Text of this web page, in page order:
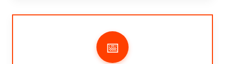
📅